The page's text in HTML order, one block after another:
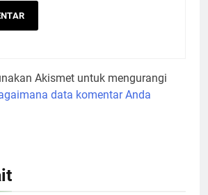
Akismet untuk mengurangi
data komentar Anda